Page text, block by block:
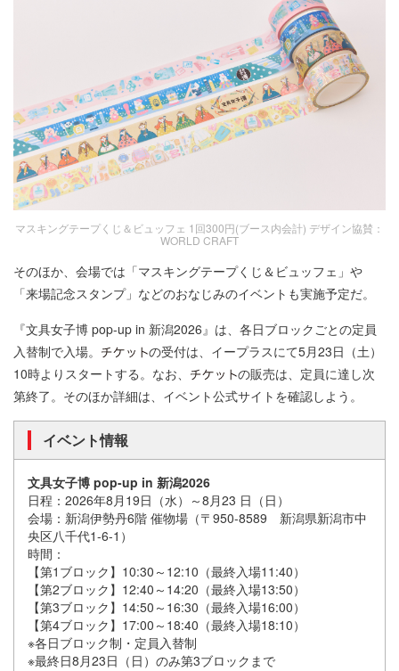
マスキングテープくじ＆ビュッフェ 1回300円(ブース内会計) デザイン協賛：
WORLD CRAFT
そのほか、会場では「マスキングテープくじ＆ビュッフェ」や
「来場記念スタンプ」などのおなじみのイベントも実施予定だ。
『文具女子博 pop-up in 新潟2026』は、各日ブロックごとの定員
入替制で入場。
の受付は、イープラスにて5月23日（土）
10時よりスタートする。なお、
の販売は、定員に達し次
第終了。そのほか詳細は、イベント公式サイトを確認しよう。
イベント情報
文具女子博 pop-up in 新潟2026
日程：2026年8月19日（水）～8月23 日（日）
会場：新潟伊勢丹6階 催物場（〒950-8589 新潟県新潟市中
央区八千代1-6-1）
時間：
【第1ブロック】10:30～12:10（最終入場11:40）
【第2ブロック】12:40～14:20（最終入場13:50）
【第3ブロック】14:50～16:30（最終入場16:00）
【第4ブロック】17:00～18:40（最終入場18:10）
※各日ブロック制・定員入替制
※最終日8月23日（日）のみ第3ブロックまで